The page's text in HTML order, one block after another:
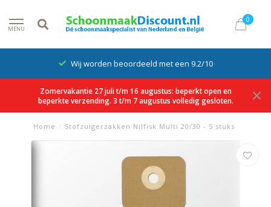
MENU
0
Wij worden beoordeeld met een 9.2/10
Zomervakantie 27 juli t/m 16 augustus: beperkt open en
beperkte verzending. 3 t/m 7 augustus volledig gesloten.
Home / Stofzuigerzakken Nilfisk Multi 20/30 - 5 stuks